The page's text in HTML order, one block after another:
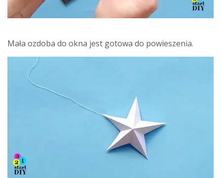
Mała ozdoba do okna jest gotowa do powieszenia.